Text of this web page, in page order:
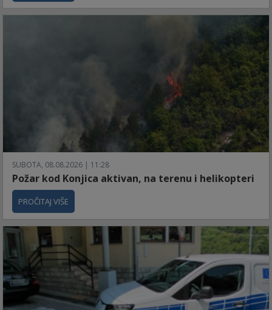
SUBOTA, 08.08.2026 | 11:28
Požar kod Konjica aktivan, na terenu i helikopteri
PROČITAJ VIŠE